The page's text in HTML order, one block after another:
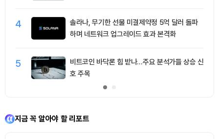
4
솔라나, 무기한 선물 미결제약정 5억 달러 돌파
하며 네트워크 업그레이드 효과 본격화
5
비트코인 바닥론 힘 받나…주요 분석가들 상승 신
호 주목
지금 꼭 알아야 할 리포트